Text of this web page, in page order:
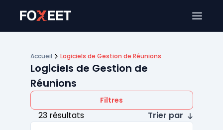
Accueil Logiciels de Gestion de Réunions
Logiciels de Gestion de
Réunions
Filtres
23 résultats Trier par